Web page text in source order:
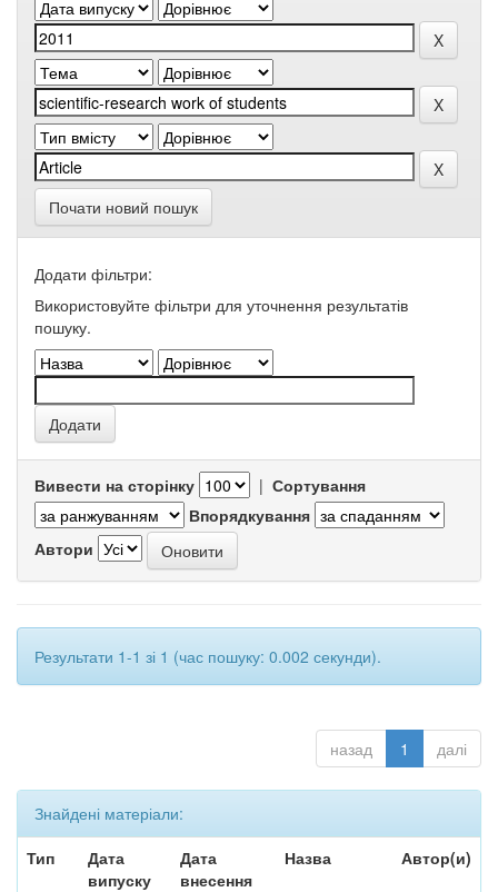
Почати новий пошук
Додати фільтри:
Використовуйте фільтри для уточнення результатів
пошуку.
Вивести на сторінку | Сортування
Впорядкування
Автори
Результати 1-1 зі 1 (час пошуку: 0.002 секунди).
назад 1 далі
Знайдені матеріали:
Тип
Дата
випуску
Дата
внесення
Назва Автор(и)